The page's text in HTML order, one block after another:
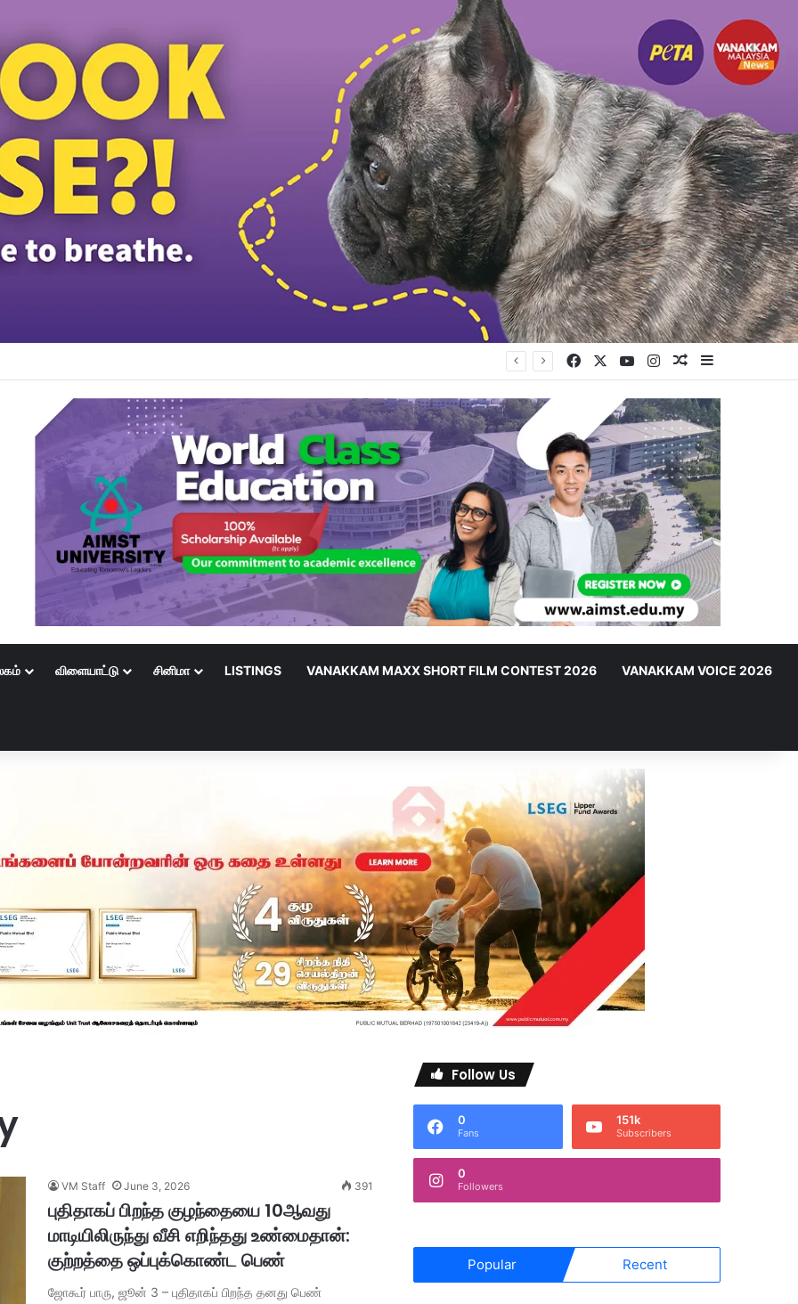
Facebook YouTubeInstagramRandom Article
விளையாட்டு சினிமா LISTINGS VANAKKAM MAXX SHORT FILM CONTEST 2026 VANAKKAM VOICE 2026
VM Staff June 3, 2026 391
புதிதாகப் பிறந்த குழந்தையை 10ஆவது
மாடியிலிருந்து வீசி எறிந்தது உண்மைதான்:
குற்றத்தை ஒப்புக்கொண்ட பெண்
ஜோகூர் பாரு, ஜூன் 3 – புதிதாகப் பிறந்த தனது பெண்
Follow Us
0
Fans
151k
Subscribers
0
Followers
Popular Recent